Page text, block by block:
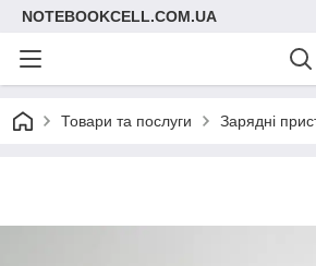
NOTEBOOKCELL.COM.UA
Товари та послуги Зарядні